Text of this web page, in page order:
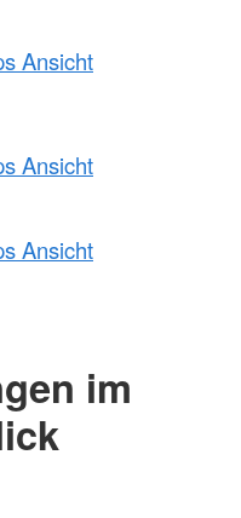
Ansicht
Ansicht
Ansicht
im